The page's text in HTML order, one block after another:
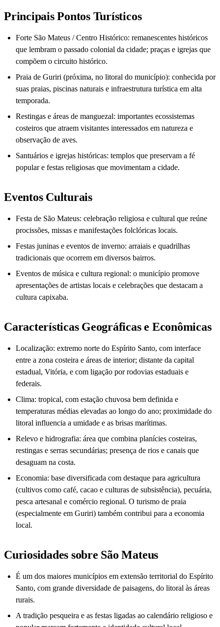
Principais Pontos Turísticos
Forte São Mateus / Centro Histórico: remanescentes históricos
que lembram o passado colonial da cidade; praças e igrejas que
compõem o circuito histórico.
Praia de Guriri (próxima, no litoral do município): conhecida por
suas praias, piscinas naturais e infraestrutura turística em alta
temporada.
Restingas e áreas de manguezal: importantes ecossistemas
costeiros que atraem visitantes interessados em natureza e
observação de aves.
Santuários e igrejas históricas: templos que preservam a fé
popular e festas religiosas que movimentam a cidade.
Eventos Culturais
Festa de São Mateus: celebração religiosa e cultural que reúne
procissões, missas e manifestações folclóricas locais.
Festas juninas e eventos de inverno: arraiais e quadrilhas
tradicionais que ocorrem em diversos bairros.
Eventos de música e cultura regional: o município promove
apresentações de artistas locais e celebrações que destacam a
cultura capixaba.
Características Geográficas e Econômicas
Localização: extremo norte do Espírito Santo, com interface
entre a zona costeira e áreas de interior; distante da capital
estadual, Vitória, e com ligação por rodovias estaduais e
federais.
Clima: tropical, com estação chuvosa bem definida e
temperaturas médias elevadas ao longo do ano; proximidade do
litoral influencia a umidade e as brisas marítimas.
Relevo e hidrografia: área que combina planícies costeiras,
restingas e serras secundárias; presença de rios e canais que
desaguam na costa.
Economia: base diversificada com destaque para agricultura
(cultivos como café, cacao e culturas de subsistência), pecuária,
pesca artesanal e comércio regional. O turismo de praia
(especialmente em Guriri) também contribui para a economia
local.
Curiosidades sobre São Mateus
É um dos maiores municípios em extensão territorial do Espírito
Santo, com grande diversidade de paisagens, do litoral às áreas
rurais.
A tradição pesqueira e as festas ligadas ao calendário religioso e